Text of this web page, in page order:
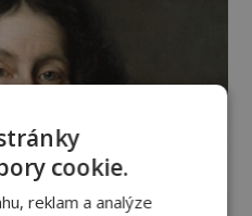
cookie.
reklam a analýze